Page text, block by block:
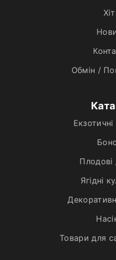
Обмін /
Плодові
Ягідні
Товари для